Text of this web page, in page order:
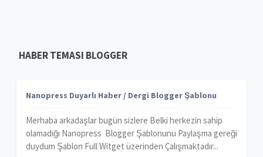
HABER TEMASI BLOGGER
Nanopress Duyarlı Haber / Dergi Blogger Şablonu
Merhaba arkadaşlar bugün sizlere Belki herkezin sahip
olamadığı Nanopress Blogger Şablonunu Paylaşma gereği
duydum Şablon Full Witget üzerinden Çalışmaktadır...